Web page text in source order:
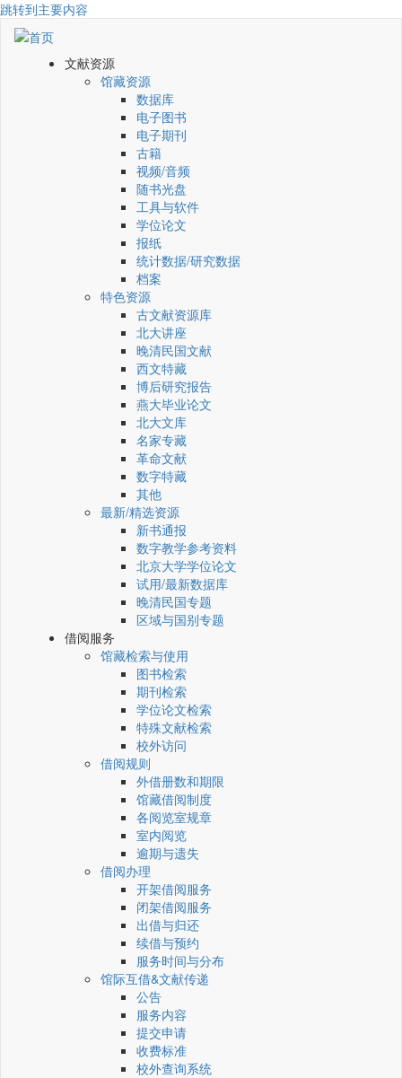
跳转到主要内容
文献资源
馆藏资源
数据库
电子图书
电子期刊
古籍
视频/音频
随书光盘
工具与软件
学位论文
报纸
统计数据/研究数据
档案
特色资源
古文献资源库
北大讲座
晚清民国文献
西文特藏
博后研究报告
燕大毕业论文
北大文库
名家专藏
革命文献
数字特藏
其他
最新/精选资源
新书通报
数字教学参考资料
北京大学学位论文
试用/最新数据库
晚清民国专题
区域与国别专题
借阅服务
馆藏检索与使用
图书检索
期刊检索
学位论文检索
特殊文献检索
校外访问
借阅规则
外借册数和期限
馆藏借阅制度
各阅览室规章
室内阅览
逾期与遗失
借阅办理
开架借阅服务
闭架借阅服务
出借与归还
续借与预约
服务时间与分布
馆际互借&文献传递
公告
服务内容
提交申请
收费标准
校外查询系统